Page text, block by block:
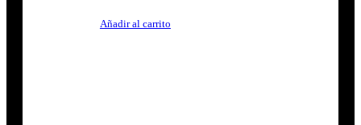
Añadir al carrito